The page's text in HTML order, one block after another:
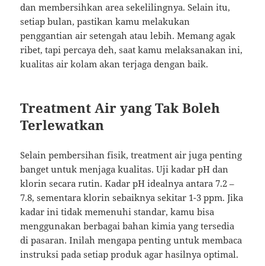
dan membersihkan area sekelilingnya. Selain itu,
setiap bulan, pastikan kamu melakukan
penggantian air setengah atau lebih. Memang agak
ribet, tapi percaya deh, saat kamu melaksanakan ini,
kualitas air kolam akan terjaga dengan baik.
Treatment Air yang Tak Boleh
Terlewatkan
Selain pembersihan fisik, treatment air juga penting
banget untuk menjaga kualitas. Uji kadar pH dan
klorin secara rutin. Kadar pH idealnya antara 7.2 –
7.8, sementara klorin sebaiknya sekitar 1-3 ppm. Jika
kadar ini tidak memenuhi standar, kamu bisa
menggunakan berbagai bahan kimia yang tersedia
di pasaran. Inilah mengapa penting untuk membaca
instruksi pada setiap produk agar hasilnya optimal.